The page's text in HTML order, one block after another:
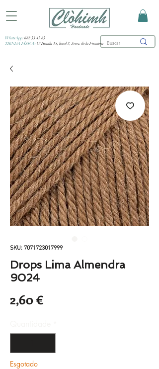
WhatsApp: 682 53 47 85
TIENDA FÍSICA: C/ Honda 15, local 3, Jerez de la Frontera
SKU: 7071723017999
Drops Lima Almendra
9024
2,60 €
Esgotado